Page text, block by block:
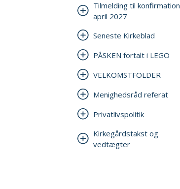
Tilmelding til konfirmation
april 2027
Seneste Kirkeblad
PÅSKEN fortalt i LEGO
VELKOMSTFOLDER
Menighedsråd referat
Privatlivspolitik
Kirkegårdstakst og
vedtægter